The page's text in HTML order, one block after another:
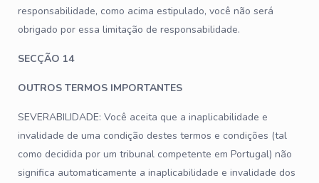
responsabilidade, como acima estipulado, você não será
obrigado por essa limitação de responsabilidade.
SECÇÃO 14
OUTROS TERMOS IMPORTANTES
SEVERABILIDADE: Você aceita que a inaplicabilidade e
invalidade de uma condição destes termos e condições (tal
como decidida por um tribunal competente em Portugal) não
significa automaticamente a inaplicabilidade e invalidade dos